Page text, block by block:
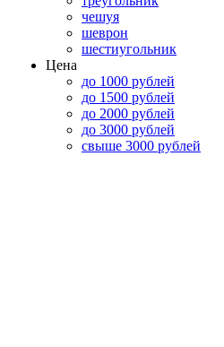
чешуя
шеврон
шестиугольник
Цена
до 1000 рублей
до 1500 рублей
до 2000 рублей
до 3000 рублей
свыше 3000 рублей